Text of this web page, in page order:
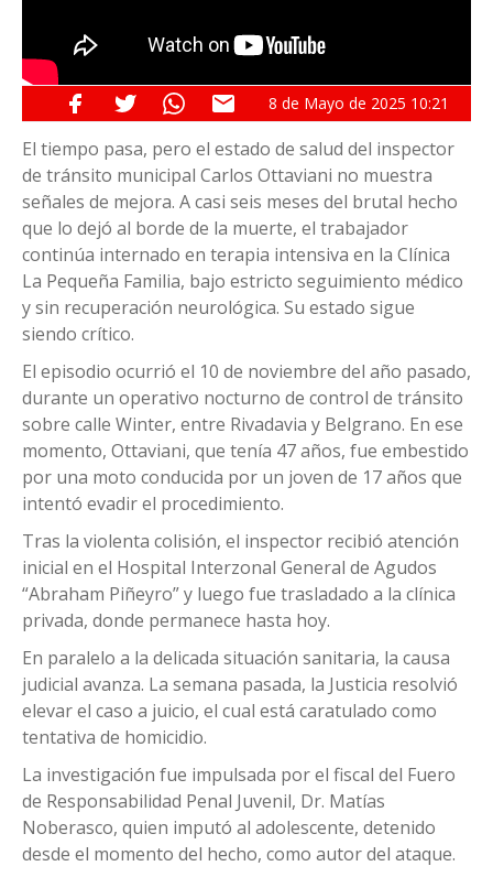
8 de Mayo de 2025 10:21
El tiempo pasa, pero el estado de salud del inspector
de tránsito municipal Carlos Ottaviani no muestra
señales de mejora. A casi seis meses del brutal hecho
que lo dejó al borde de la muerte, el trabajador
continúa internado en terapia intensiva en la Clínica
La Pequeña Familia, bajo estricto seguimiento médico
y sin recuperación neurológica. Su estado sigue
siendo crítico.
El episodio ocurrió el 10 de noviembre del año pasado,
durante un operativo nocturno de control de tránsito
sobre calle Winter, entre Rivadavia y Belgrano. En ese
momento, Ottaviani, que tenía 47 años, fue embestido
por una moto conducida por un joven de 17 años que
intentó evadir el procedimiento.
Tras la violenta colisión, el inspector recibió atención
inicial en el Hospital Interzonal General de Agudos
“Abraham Piñeyro” y luego fue trasladado a la clínica
privada, donde permanece hasta hoy.
En paralelo a la delicada situación sanitaria, la causa
judicial avanza. La semana pasada, la Justicia resolvió
elevar el caso a juicio, el cual está caratulado como
tentativa de homicidio.
La investigación fue impulsada por el fiscal del Fuero
de Responsabilidad Penal Juvenil, Dr. Matías
Noberasco, quien imputó al adolescente, detenido
desde el momento del hecho, como autor del ataque.